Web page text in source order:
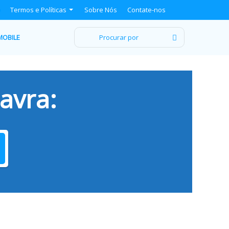
Termos e Políticas Sobre Nós Contate-nos
Procurar
por